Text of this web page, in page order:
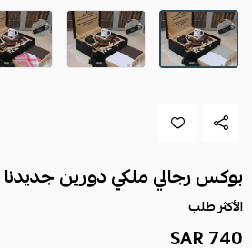
بوكس رجالي ملكي دورين جديدنا
الأكثر طلب
740 SAR